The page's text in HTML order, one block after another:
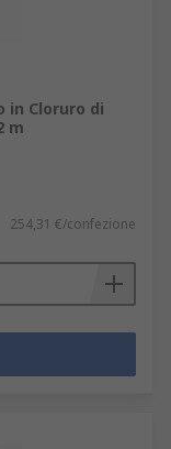
in Cloruro di
m
254,31 €/confezione